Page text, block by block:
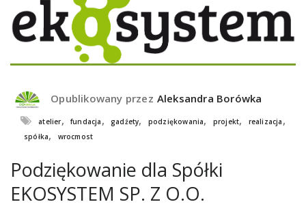
Opublikowany przez Aleksandra Borówka
atelier, fundacja , gadźety, podziękowania, projekt, realizacja ,
spółka, wrocmost
Podziękowanie dla Spółki
EKOSYSTEM SP. Z O.O.